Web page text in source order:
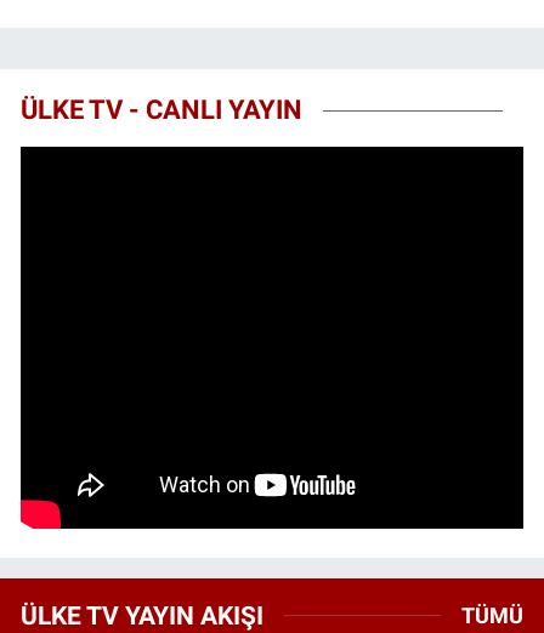
ÜLKE TV - CANLI YAYIN
ÜLKE TV YAYIN AKIŞI TÜMÜ